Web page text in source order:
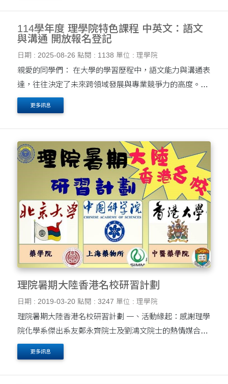
114學年度 理學院特色課程 中英文：語文
與溝通 開放報名登記
日期 : 2025-08-26 點閱 : 1138 單位 : 理學院
親愛的同學們： 在大學的學習歷程中，語文能力與溝通表
達，往往決定了未來跨領域發展與專業競爭力的高度。理
學院為提升理學院學生語文與溝通的能力，特別開設 「中
英文：語文與溝通」特色課程，以全新角度整合中文....
更多訊息
理院暑期大陸香港名校研習計劃
日期 : 2019-03-20 點閱 : 3247 單位 : 理學院
理院暑期大陸香港名校研習計劃 一、活動緣起：感謝理學
院化學系傑出系友鄭永齊院士及劉鴻文院士的熱情媒合，
使我們獲得此次大陸(香港)三校的研習機會，更慷慨解囊
特提供「東海院士獎助金」，幫助本院學生的求學之....
更多訊息